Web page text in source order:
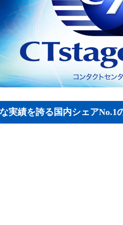
実績を誇る国内シェアNo.1